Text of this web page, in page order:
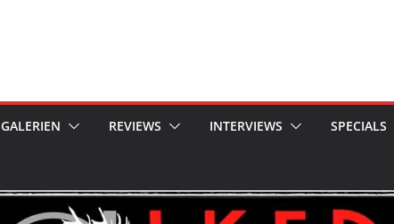
GALERIEN REVIEWS INTERVIEWS SPECIALS